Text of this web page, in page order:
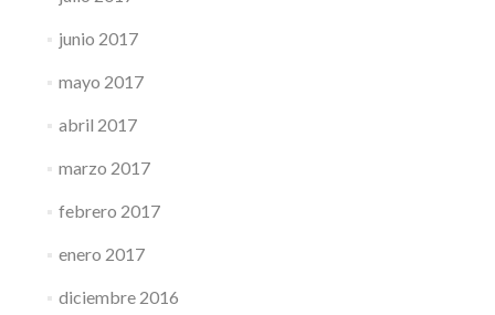
junio 2017
mayo 2017
abril 2017
marzo 2017
febrero 2017
enero 2017
diciembre 2016